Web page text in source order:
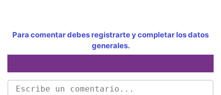
Para comentar debes registrarte y completar los datos
generales.